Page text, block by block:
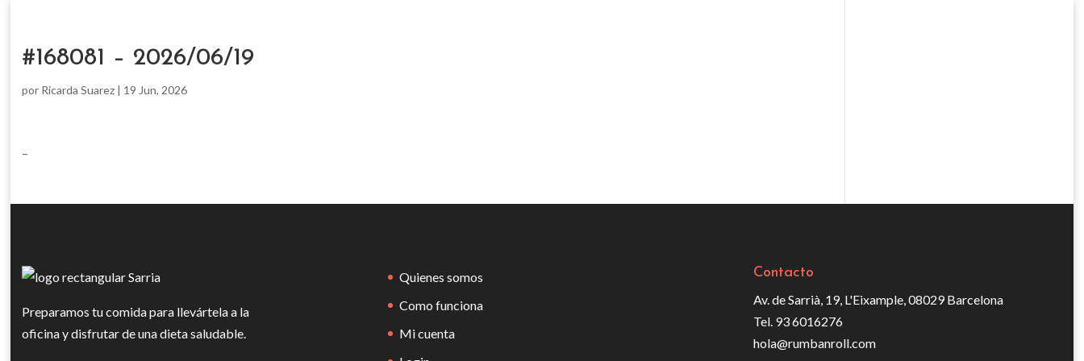
#168081 – 2026/06/19
por Ricarda Suarez| 19 Jun, 2026
–
Preparamos tu comida para llevártela a la
oficina y disfrutar de una dieta saludable.
Quienes somos
Como funciona
Mi cuenta
Contacto
Av. de Sarrià, 19, L'Eixample, 08029 Barcelona
Tel. 93 6016276
hola@rumbanroll.com